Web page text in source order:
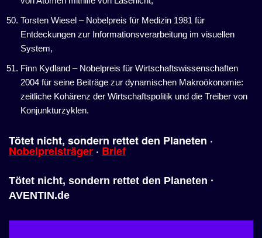
Torsten Wiesel – Nobelpreis für Medizin 1981 für
Entdeckungen zur Informationsverarbeitung im visuellen
System,
Finn Kydland – Nobelpreis für Wirtschaftswissenschaften
2004 für seine Beiträge zur dynamischen Makroökonomie:
zeitliche Kohärenz der Wirtschaftspolitik und die Treiber von
Konjunkturzyklen.
Tötet nicht, sondern rettet den Planeten ·
Nobelpreisträger · Brief
Tötet nicht, sondern rettet den Planeten ·
AVENTIN.de